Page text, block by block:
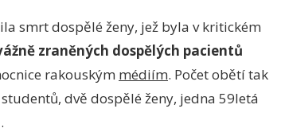
smrt dospělé ženy, jež byla v kritickém
zraněných dospělých pacientů
rakouským médiím. Počet obětí tak
dvě dospělé ženy, jedna 59letá